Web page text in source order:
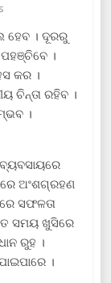
ହେବ । ଦୂରରୁ
।
କର ।
ଚିନ୍ତା ରହିବ ।
।
ଅଂଶଗ୍ରହଣ
ସଫଳତା
ସମୟ ଖୁସିରେ
ରୁହ ।
।